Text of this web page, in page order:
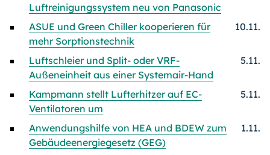
Luftreinigungssystem neu von Panasonic
ASUE und Green Chiller kooperieren für
mehr Sorptionstechnik
10.11.
Luftschleier und Split- oder VRF-
Außeneinheit aus einer Systemair-Hand
5.11.
Kampmann stellt Lufterhitzer auf EC-
Ventilatoren um
5.11.
Anwendungshilfe von HEA und BDEW zum
Gebäudeenergiegesetz (GEG)
1.11.